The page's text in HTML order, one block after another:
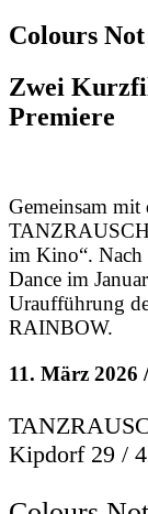
Colours
Zwei
Premiere
Gemeinsam mit
im Kino“. Nach
Dance im
Uraufführung
RAINBOW.
11. März 2026
Kipdorf 29 /